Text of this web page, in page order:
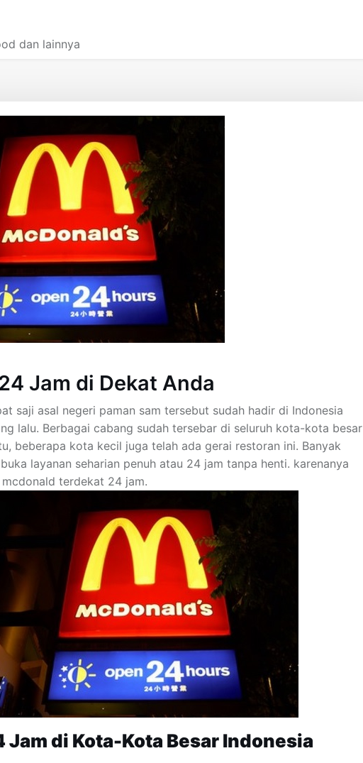
dan lainnya
Jam di Dekat Anda
saji asal negeri paman sam tersebut sudah hadir di Indonesia
lalu. Berbagai cabang sudah tersebar di seluruh kota-kota besar
beberapa kota kecil juga telah ada gerai restoran ini. Banyak
layanan seharian penuh atau 24 jam tanpa henti. karenanya
terdekat 24 jam.
Jam di Kota-Kota Besar Indonesia